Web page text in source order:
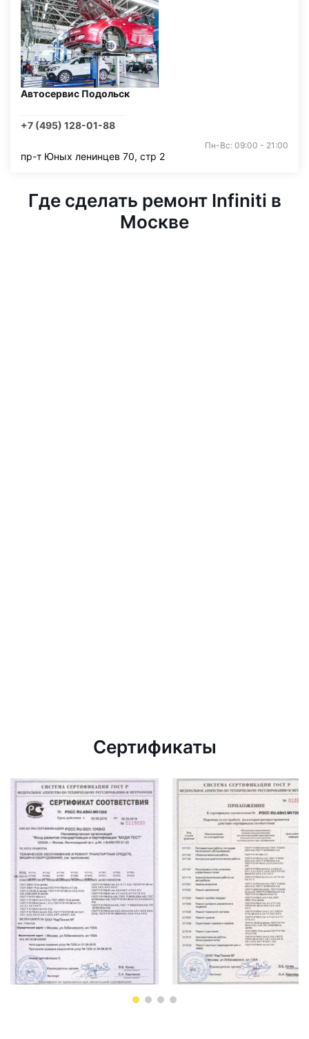
Автосервис Подольск
+7 (495) 128-01-88
Пн-Вс: 09:00 - 21:00
пр-т Юных ленинцев 70, стр 2
Где сделать ремонт Infiniti в
Москве
Сертификаты